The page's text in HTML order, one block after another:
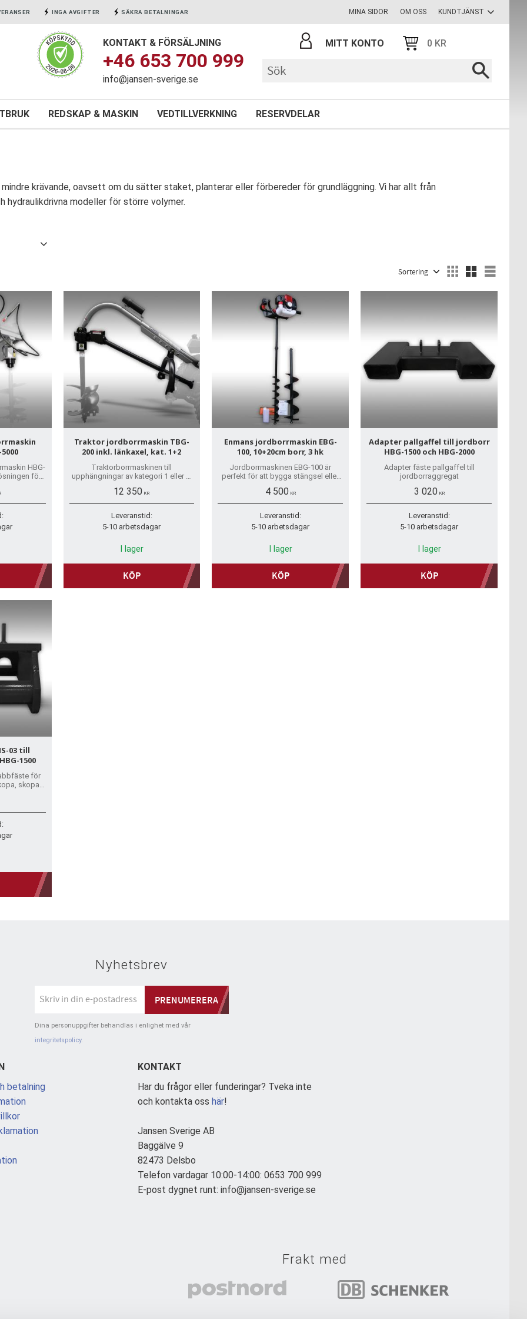
INGA AVGIFTER SÄKRA BETALNINGAR MINA SIDOR OM OSS KUNDTJÄNST
KONTAKT & FÖRSÄLJNING
+46 653 700 999
info@jansen-sverige.se
MITT KONTO 0 KR
REDSKAP & MASKIN VEDTILLVERKNING RESERVDELAR
krävande, oavsett om du sätter staket, planterar eller förbereder för grundläggning. Vi har allt från
modeller för större volymer.
HBG-
för
Traktor jordborrmaskin TBG-
200 inkl. länkaxel, kat. 1+2
Traktorborrmaskinen till
upphängningar av kategori 1 eller 2.
300 mm 450 mm och 600 mm
diameter borrar.
12 350 KR
Leveranstid:
5-10 arbetsdagar
I lager
KÖP
Enmans jordborrmaskin EBG-
100, 10+20cm borr, 3 hk
Jordborrmaskinen EBG-100 är
perfekt för att bygga stängsel eller
80, 150, 250 och 300 mm.
4 500KR
Leveranstid:
5-10 arbetsdagar
I lager
KÖP
Adapter pallgaffel till jordborr
HBG-1500 och HBG-2000
Adapter fäste pallgaffel till
jordborraggregat
3 020KR
Leveranstid:
5-10 arbetsdagar
I lager
KÖP
03 till
1500
för
skopa
Nyhetsbrev
PRENUMERERA
Dina personuppgifter behandlas i enlighet med vår
integritetspolicy.
betalning
KONTAKT
Har du frågor eller funderingar? Tveka inte
och kontakta oss här!
Jansen Sverige AB
Baggälve 9
82473 Delsbo
Telefon vardagar 10:00-14:00: 0653 700 999
E-post dygnet runt: info@jansen-sverige.se
Frakt med